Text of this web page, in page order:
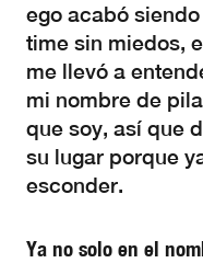
ego acabó
time sin miedos,
me llevó a
mi nombre de
que soy, así que
su lugar porque
esconder.
Ya no solo en el